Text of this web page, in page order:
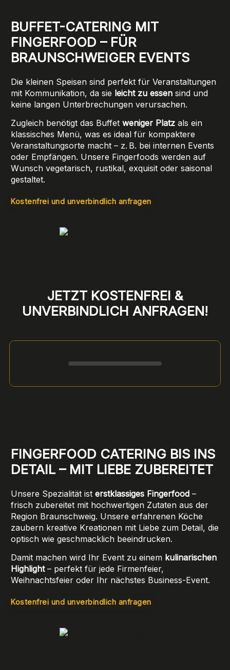
BUFFET-CATERING MIT
FINGERFOOD – FÜR
BRAUNSCHWEIGER EVENTS
Die kleinen Speisen sind perfekt für Veranstaltungen
mit Kommunikation, da sie leicht zu essen sind und
keine langen Unterbrechungen verursachen.
Zugleich benötigt das Buffet weniger Platz als ein
klassisches Menü, was es ideal für kompaktere
Veranstaltungsorte macht – z. B. bei internen Events
oder Empfängen. Unsere Fingerfoods werden auf
Wunsch vegetarisch, rustikal, exquisit oder saisonal
gestaltet.
Kostenfrei und unverbindlich anfragen
JETZT KOSTENFREI &
UNVERBINDLICH ANFRAGEN!
FINGERFOOD CATERING BIS INS
DETAIL – MIT LIEBE ZUBEREITET
Unsere Spezialität ist erstklassiges Fingerfood –
frisch zubereitet mit hochwertigen Zutaten aus der
Region Braunschweig. Unsere erfahrenen Köche
zaubern kreative Kreationen mit Liebe zum Detail, die
optisch wie geschmacklich beeindrucken.
Damit machen wird Ihr Event zu einem kulinarischen
Highlight– perfekt für jede Firmenfeier,
Weihnachtsfeier oder Ihr nächstes Business-Event.
Kostenfrei und unverbindlich anfragen